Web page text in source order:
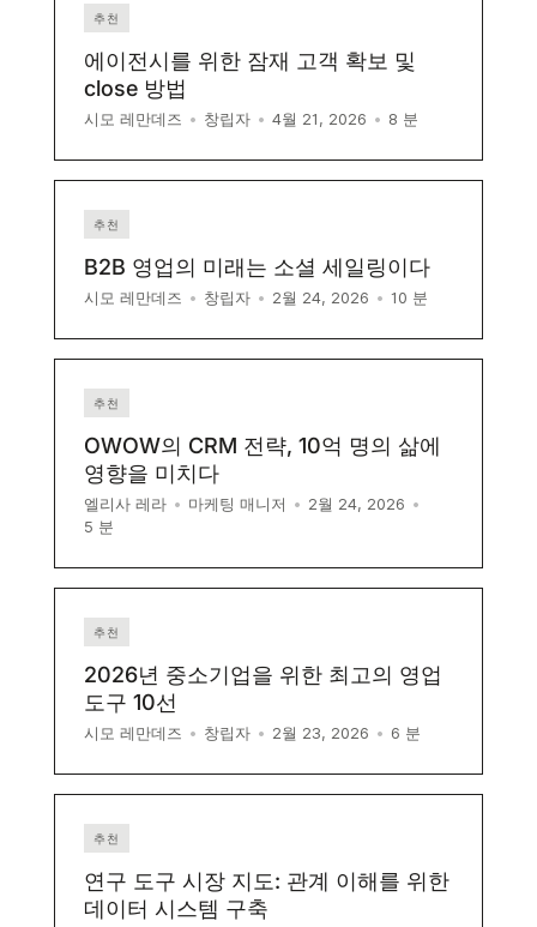
추천
에이전시를 위한 잠재 고객 확보 및
close 방법
시모 레만데즈 • 창립자 • 4월 21, 2026 • 8 분
추천
B2B 영업의 미래는 소셜 세일링이다
시모 레만데즈 • 창립자 • 2월 24, 2026 • 10 분
추천
OWOW의 CRM 전략, 10억 명의 삶에
영향을 미치다
엘리사 레라 • 마케팅 매니저 • 2월 24, 2026 •
5 분
추천
2026년 중소기업을 위한 최고의 영업
도구 10선
시모 레만데즈 • 창립자 • 2월 23, 2026 • 6 분
추천
연구 도구 시장 지도: 관계 이해를 위한
데이터 시스템 구축